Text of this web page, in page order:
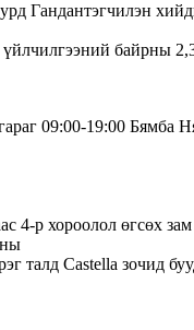
Гандантэгчилэн
байрны
09:00-19:00 Бямба
4-р хороолол өгсөх
талд Сastella зочид